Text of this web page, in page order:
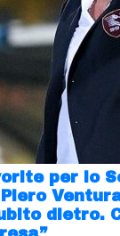
per lo
dietro.